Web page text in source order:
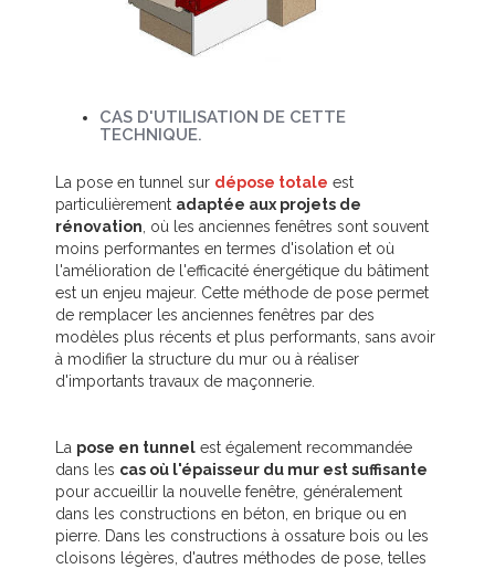
CAS D'UTILISATION DE CETTE
TECHNIQUE.
La pose en tunnel sur dépose totale est
particulièrement adaptée aux projets de
rénovation, où les anciennes fenêtres sont souvent
moins performantes en termes d'isolation et où
l'amélioration de l'efficacité énergétique du bâtiment
est un enjeu majeur. Cette méthode de pose permet
de remplacer les anciennes fenêtres par des
modèles plus récents et plus performants, sans avoir
à modifier la structure du mur ou à réaliser
d'importants travaux de maçonnerie.
La pose en tunnel est également recommandée
dans les cas où l'épaisseur du mur est suffisante
pour accueillir la nouvelle fenêtre, généralement
dans les constructions en béton, en brique ou en
pierre. Dans les constructions à ossature bois ou les
cloisons légères, d'autres méthodes de pose, telles